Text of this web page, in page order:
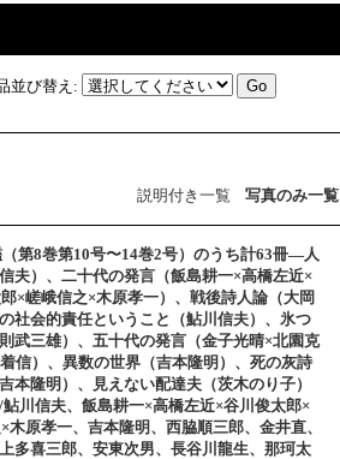
並び替え :
説明付き一覧 写真のみ一覧
第8巻第10号〜14巻2号）のうち計63冊―人
夫）、二十代の発言（飯島耕一×高橋左近×
×嵯峨信之×木原孝一）、戦後詩人論（大岡
社会的責任ということ（鮎川信夫）、氷つ
武三雄）、五十代の発言（金子光晴×北園克
信）、異数の世界（吉本隆明）、死の灰詩
本隆明）、見えない配達夫（茨木のり子）
信夫、飯島耕一×高橋左近×谷川俊太郎×
原孝一、吉本隆明、西脇順三郎、金井直、
多喜三郎、安東次男、長谷川龍生、那珂太